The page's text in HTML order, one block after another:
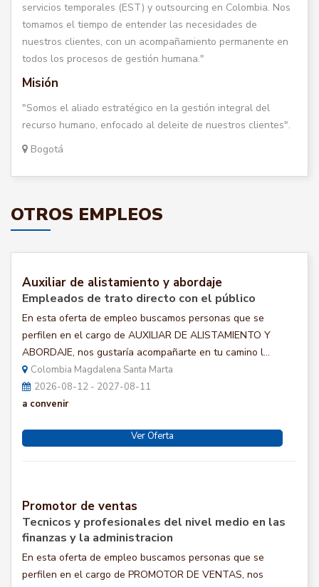
servicios temporales (EST) y outsourcing en Colombia. Nos
tomamos el tiempo de entender las necesidades de
nuestros clientes, con un acompañamiento permanente en
todos los procesos de gestión humana."
Misión
"Somos el aliado estratégico en la gestión integral del
recurso humano, enfocado al deleite de nuestros clientes".
Bogotá
OTROS EMPLEOS
Auxiliar de alistamiento y abordaje
Empleados de trato directo con el público
En esta oferta de empleo buscamos personas que se
perfilen en el cargo de AUXILIAR DE ALISTAMIENTO Y
ABORDAJE, nos gustaría acompañarte en tu camino l...
Colombia Magdalena Santa Marta
2026-08-12 - 2027-08-11
a convenir
Ver Oferta
Promotor de ventas
Tecnicos y profesionales del nivel medio en las
finanzas y la administracion
En esta oferta de empleo buscamos personas que se
perfilen en el cargo de PROMOTOR DE VENTAS, nos